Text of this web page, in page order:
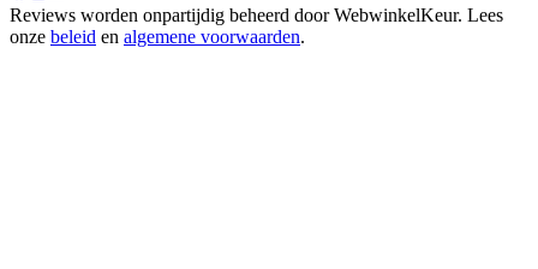
Reviews worden onpartijdig beheerd doorWebwinkelKeur. Lees
onze beleid en algemene voorwaarden.